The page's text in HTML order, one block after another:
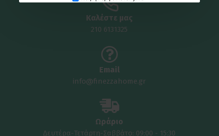
Καλέστε μας
210 6131325
Email
info@finezzahome.gr
Ωράριο
Δευτέρα-Τετάρτη-Σαββάτο: 09:00 - 15:30